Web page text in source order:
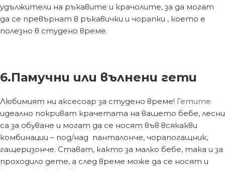
удължители на ръкавите и крачолите, за да могат
да се превърнат в ръкавички и чорапки , което е
полезно в студено време.
6.Памучни или вълнени гети
Любимият ни аксесоар за студено време! Гетите
идеално покриват крачетата на вашето бебе, лесни
са за обуване и могат да се носят във всякакви
комбинации – под/над панталонче, чорапогащник,
гащеризонче. Стават, както за малко бебе, така и за
проходило дете, а след време може да се носят и